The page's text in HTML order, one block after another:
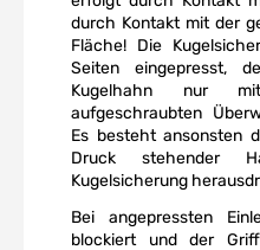
durch Kontakt mit der
Fläche! Die
Seiten eingepresst,
Kugelhahn nur
aufgeschraubten
Es besteht ansonsten
Druck stehender
Kugelsicherung
Bei angepressten
blockiert und der